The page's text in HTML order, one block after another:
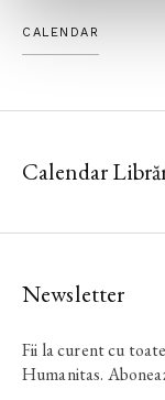
CALENDAR
Calendar
Newsletter
Fii la curent cu
Humanitas.